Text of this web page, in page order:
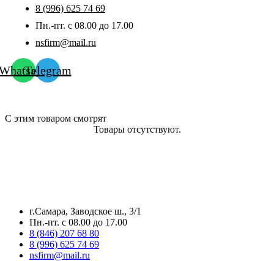
8 (996) 625 74 69
Пн.-пт. с 08.00 до 17.00
nsfirm@mail.ru
Telegram
С этим товаром смотрят
Товары отсутствуют.
г.Самара, Заводское ш., 3/1
Пн.-пт. с 08.00 до 17.00
8 (846) 207 68 80
8 (996) 625 74 69
nsfirm@mail.ru